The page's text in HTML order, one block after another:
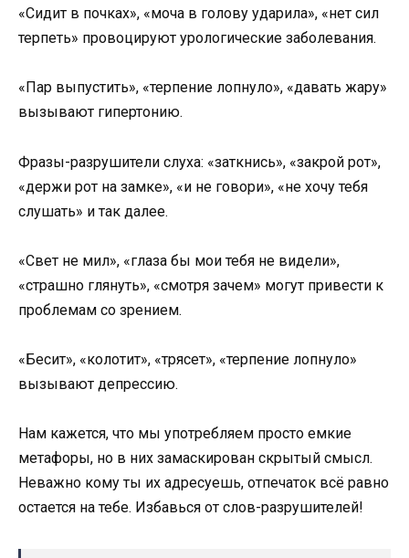
«Сидит в почках», «моча в голову ударила», «нет сил
терпеть» провоцируют урологические заболевания.
«Пар выпустить», «терпение лопнуло», «давать жару»
вызывают гипертонию.
Фразы-разрушители слуха: «заткнись», «закрой рот»,
«держи рот на замке», «и не говори», «не хочу тебя
слушать» и так далее.
«Свет не мил», «глаза бы мои тебя не видели»,
«страшно глянуть», «смотря зачем» могут привести к
проблемам со зрением.
«Бесит», «колотит», «трясет», «терпение лопнуло»
вызывают депрессию.
Нам кажется, что мы употребляем просто емкие
метафоры, но в них замаскирован скрытый смысл.
Неважно кому ты их адресуешь, отпечаток всё равно
остается на тебе. Избавься от слов-разрушителей!